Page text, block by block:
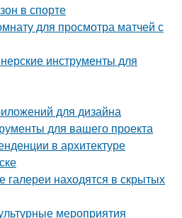
в спорте
для просмотра матчей с
инструменты для
для дизайна
для вашего проекта
в архитектуре
галереи находятся в скрытых
мероприятия